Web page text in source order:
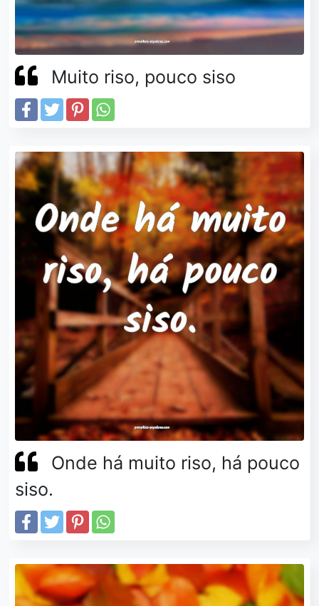
Muito riso, pouco siso
Onde há muito riso, há pouco
siso.